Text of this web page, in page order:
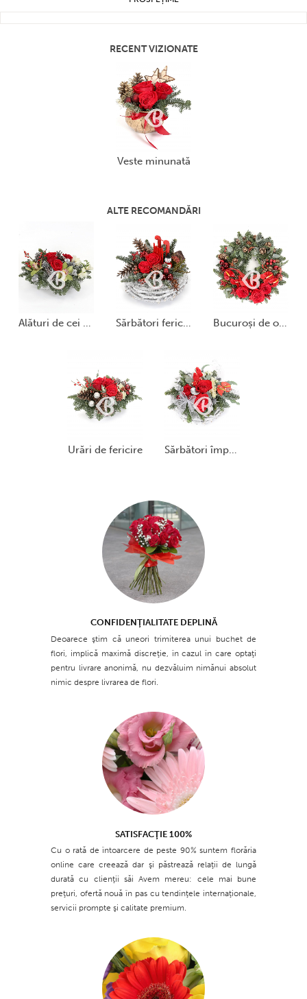
RECENT VIZIONATE
veste minunată
ALTE RECOMANDĂRI
alături de cei dragi sărbători fericite bucuroși de oaspeți
urări de fericire sărbători împreună
CONFIDENŢIALITATE DEPLINĂ
Deoarece ştim că uneori trimiterea unui buchet de
flori, implică maximă discreţie, în cazul în care optaţi
pentru livrare anonimă, nu dezvăluim nimănui absolut
nimic despre livrarea de flori.
SATISFACŢIE 100%
Cu o rată de întoarcere de peste 90% suntem florăria
online care creează dar şi păstrează relaţii de lungă
durată cu clienţii săi Avem mereu: cele mai bune
preţuri, ofertă nouă în pas cu tendinţele internaţionale,
servicii prompte şi calitate premium.